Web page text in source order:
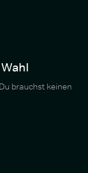
brauchst keinen